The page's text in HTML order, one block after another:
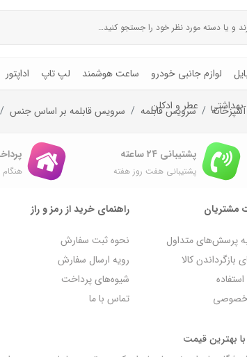
لوازم جانبی خودرو ساعت هوشمند لپ تاپ اداپتور
بهداشتی عطر و ادکلن آشپزخانه سرویس قابلمه سرویس قابلمه بر اساس جنس
پشتیبانی ۲۴ ساعته
پشتیبانی هفت روز هفته
مشتریان
پرسش‌های متداول
بازگرداندن کالا
راهنمای خرید از رمز و راز
نحوه ثبت سفارش
رویه ارسال سفارش
شیوه‌های پرداخت
تماس با ما
با بهترین قیمت